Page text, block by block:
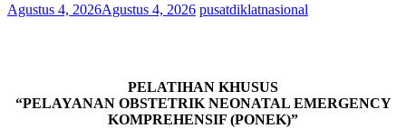
Agustus 4, 2026Agustus 4, 2026 pusatdiklatnasional
PELATIHAN KHUSUS
“PELAYANAN OBSTETRIK NEONATAL EMERGENCY
KOMPREHENSIF (PONEK)”